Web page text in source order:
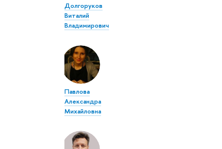
Долгоруков
Виталий
Владимирович
Павлова
Александра
Михайловна